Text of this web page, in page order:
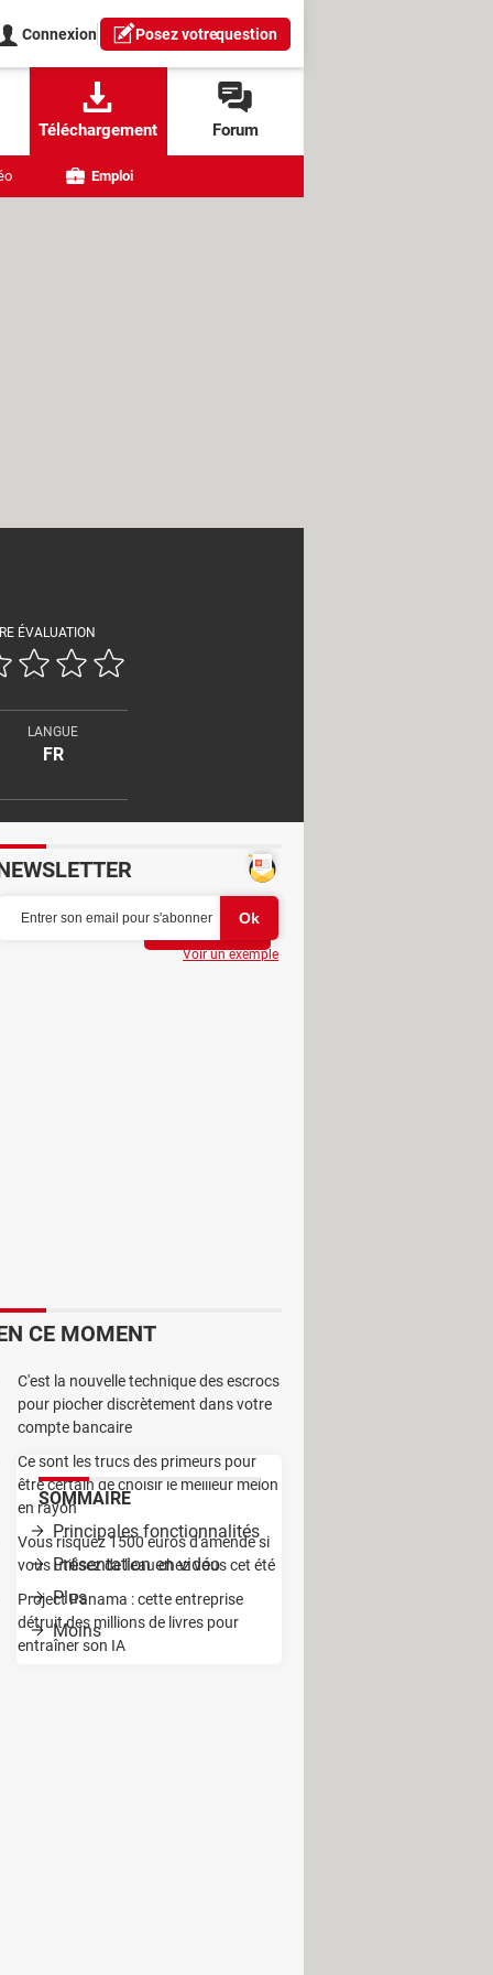
Connexion Posez votrequestion
Téléchargement Forum
Emploi
ÉVALUATION
LANGUE
FR
des petites vidéos sur
accompagnés d'un fond
des photos en les associant à de
son utilisation ne nécessite pas
SOMMAIRE
Principales fonctionnalités
Présentation en vidéo
Plus
Moins
profondes sur le montage vidéo,
situé en haut de l'écran. Des
images et fichiers audio dans
le clip de quelques transitions et
Voir un exemple
CE MOMENT
C'est la nouvelle technique des escrocs
pour piocher discrètement dans votre
compte bancaire
Ce sont les trucs des primeurs pour
être certain de choisir le meilleur melon
en rayon
Vous risquez 1500 euros d'amende si
vous utilisez de l'eau chez vous cet été
Project Panama : cette entreprise
détruit des millions de livres pour
entraîner son IA